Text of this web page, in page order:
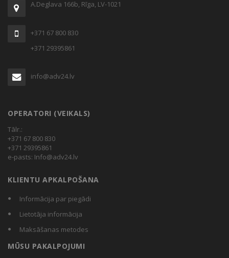
A.Deglava 166b, Rīga, LV-1021
+371 67 800 830
+371 29395861
info@adv24.lv
OPERATORI (VEIKALS)
Tālr.:
+371 67 800 830
+371 29395861
e-pasts: Info@adv24.lv
KLIENTU APKALPOŠANA
Informācija par piegādi
Lietotāja informācija
Maksāšanas metodes
MŪSU PAKALPOJUMI